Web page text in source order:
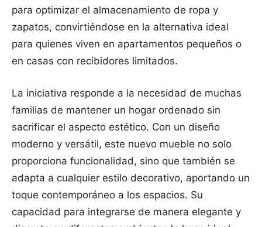
para optimizar el almacenamiento de ropa y
zapatos, convirtiéndose en la alternativa ideal
para quienes viven en apartamentos pequeños o
en casas con recibidores limitados.
La iniciativa responde a la necesidad de muchas
familias de mantener un hogar ordenado sin
sacrificar el aspecto estético. Con un diseño
moderno y versátil, este nuevo mueble no solo
proporciona funcionalidad, sino que también se
adapta a cualquier estilo decorativo, aportando un
toque contemporáneo a los espacios. Su
capacidad para integrarse de manera elegante y